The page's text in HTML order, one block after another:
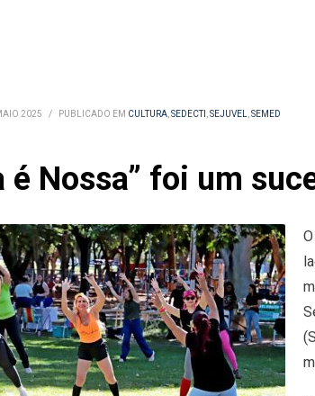
2025 / PUBLICADO EM CULTURA,SEDECTI ,SEJUVEL,SEMED
é Nossa” foi um